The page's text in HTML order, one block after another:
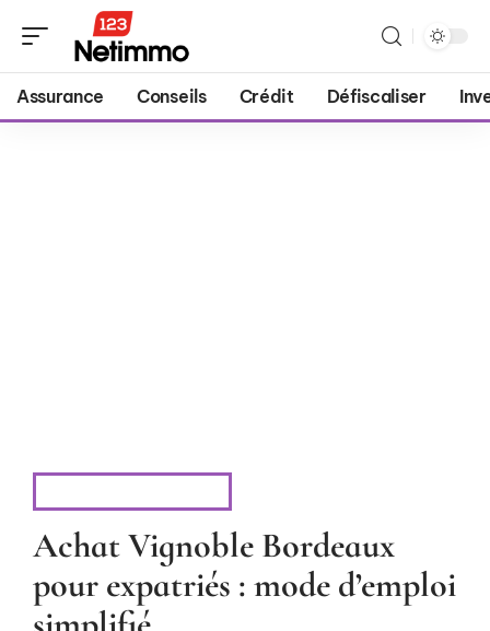
Assurance Conseils Crédit Défiscaliser
Achat Vignoble Bordeaux
pour expatriés : mode d’emploi